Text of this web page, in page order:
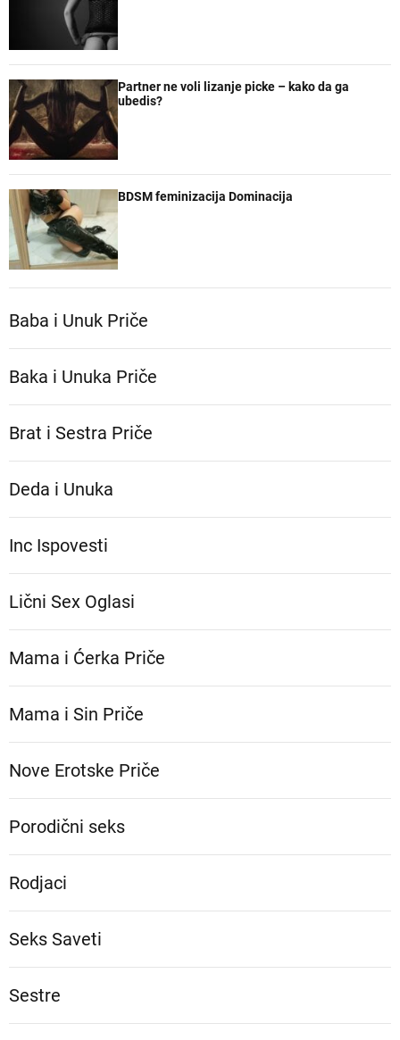
Partner ne voli lizanje picke – kako da ga
ubedis?
BDSM feminizacija Dominacija
Baba i Unuk Priče
Baka i Unuka Pričе
Brat i Sestra Priče
Deda i Unuka
Inc Ispovesti
Lični Sex Oglasi
Mama i Ćerka Priče
Mama i Sin Priče
Nove Erotske Priče
Porodični seks
Rodjaci
Seks Saveti
Sestre